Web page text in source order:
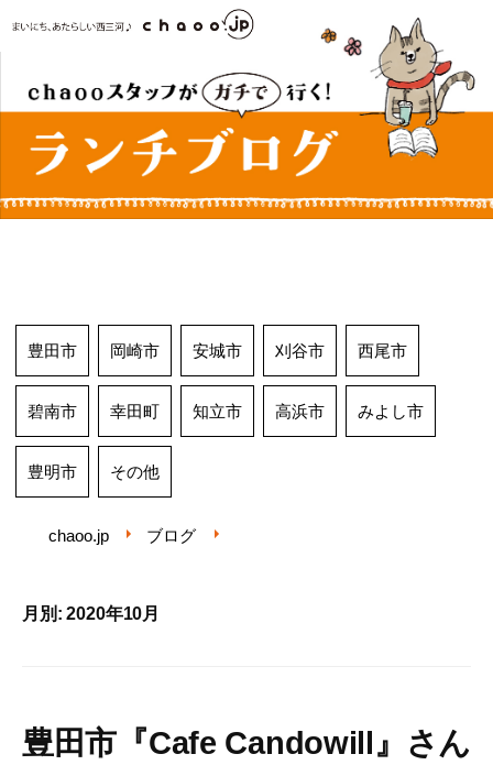
キ
豊田市 岡崎市 安城市 刈谷市 西尾市
碧南市 幸田町 知立市 高浜市 みよし市
豊明市 その他
chaoo.jp ブログ
月別: 2020年10月
豊田市『Cafe Candowill』さん